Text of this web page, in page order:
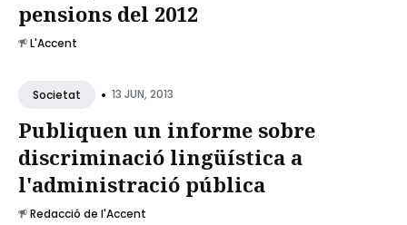
pensions del 2012
L'Accent
Societat • 13 JUN, 2013
Publiquen un informe sobre
discriminació lingüística a
l'administració pública
Redacció de l'Accent